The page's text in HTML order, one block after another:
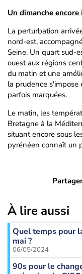
Un dimanche
La perturbation
nord-est,
Seine. Un quart sud-
ouest aux régions
du matin et une
la prudence s'impose
parfois marquées.
Le matin, les
Bretagne à la
situant encore sous
pyrénéen connaît un
À lire aussi
Quel temps pour
mai ?
06/05/2024
90s pour le